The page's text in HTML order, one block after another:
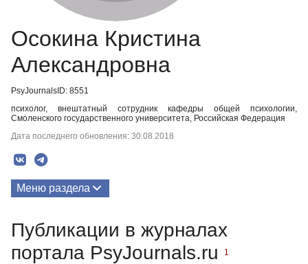
Осокина Кристина
Александровна
PsyJournalsID: 8551
психолог, внештатный сотрудник кафедры общей психологии,
Смоленского государственного университета, Российская Федерация
Дата последнего обновления: 30.08.2018
Меню раздела
Публикации в журналах
портала PsyJournals.ru
1